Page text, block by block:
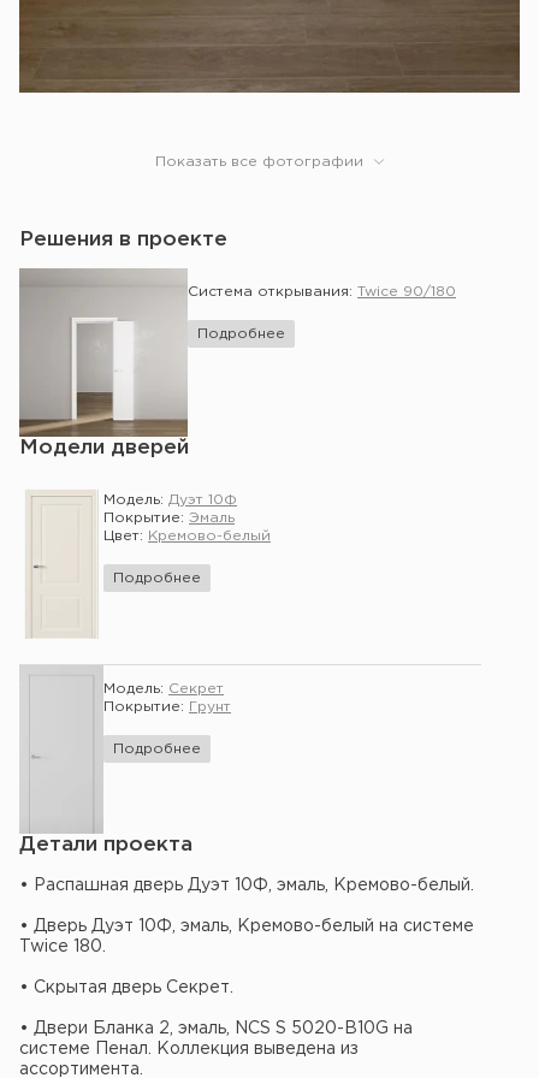
Показать все фотографии
Решения в проекте
Система открывания: Twice 90/180
Подробнее
Модели дверей
Модель: Дуэт 10Ф
Покрытие: Эмаль
Цвет:
Кремово-белый
Подробнее
Модель: Секрет
Покрытие:
Грунт
Подробнее
Детали проекта
• Распашная дверь Дуэт 10Ф, эмаль, Кремово-белый.
• Дверь Дуэт 10Ф, эмаль, Кремово-белый на системе
Twice 180.
• Скрытая дверь Секрет.
• Двери Бланка 2, эмаль, NCS S 5020-B10G на
системе Пенал. Коллекция выведена из
ассортимента.